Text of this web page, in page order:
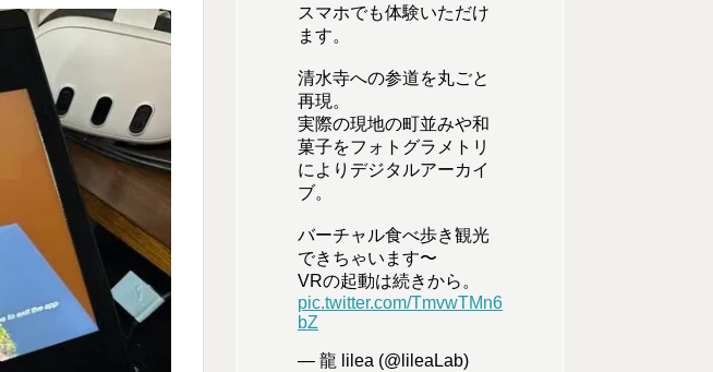
スマホでも体験いただけ
ます。
清水寺への参道を丸ごと
再現。
実際の現地の町並みや和
菓子をフォトグラメトリ
によりデジタルアーカイ
ブ。
バーチャル食べ歩き観光
できちゃいます〜
VRの起動は続きから。
pic.twitter.com/TmvwTMn6
bZ
— 龍 lilea (@lileaLab)